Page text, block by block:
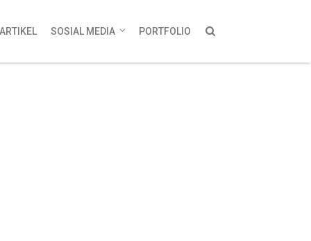
ARTIKEL SOSIAL MEDIA PORTFOLIO